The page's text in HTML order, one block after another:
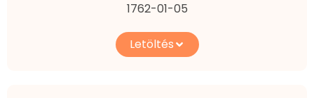
1762-01-05
Letöltés